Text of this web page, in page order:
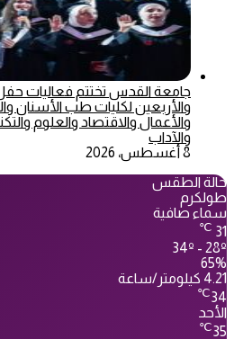
جامعة القدس تختتم فعاليات
والأربعين لكليات طب الأسنان
والأعمال والاقتصاد والعلوم
والآداب
8 أغسطس، 2026
حالة الطقس
طولكرم
سماء صافية
31
℃
34º - 28º
65%
4.21 كيلومتر/ساعة
34
℃
الأحد
35
℃